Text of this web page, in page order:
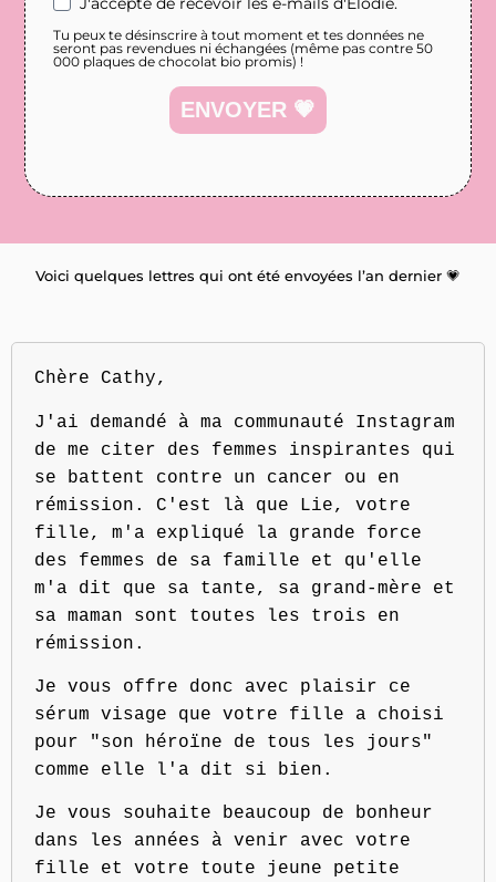
Tu peux te désinscrire à tout moment et tes données ne
seront pas revendues ni échangées (même pas contre 50
000 plaques de chocolat bio promis) !
ENVOYER 💗
Voici quelques lettres qui ont été envoyées l’an dernier 💗
Chère Cathy,
J'ai demandé à ma communauté Instagram
de me citer des femmes inspirantes qui
se battent contre un cancer ou en
rémission. C'est là que Lie, votre
fille, m'a expliqué la grande force
des femmes de sa famille et qu'elle
m'a dit que sa tante, sa grand-mère et
sa maman sont toutes les trois en
rémission.
Je vous offre donc avec plaisir ce
sérum visage que votre fille a choisi
pour "son héroïne de tous les jours"
comme elle l'a dit si bien.
Je vous souhaite beaucoup de bonheur
dans les années à venir avec votre
fille et votre toute jeune petite